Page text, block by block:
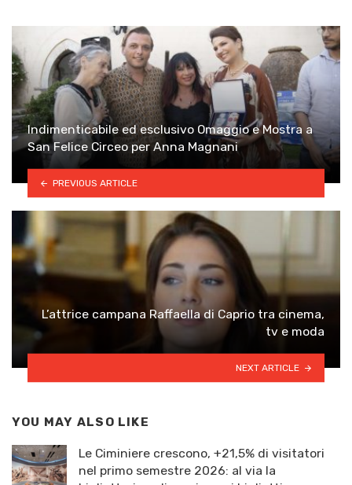
Indimenticabile ed esclusivo Omaggio e Mostra a
San Felice Circeo per Anna Magnani
PREVIOUS ARTICLE
L’attrice campana Raffaella di Caprio tra cinema,
tv e moda
NEXT ARTICLE
YOU MAY ALSO LIKE
Le Ciminiere crescono, +21,5% di visitatori
nel primo semestre 2026: al via la